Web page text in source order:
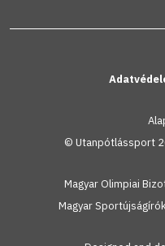
© Utanpótlássport
Magyar Olimpiai
Magyar